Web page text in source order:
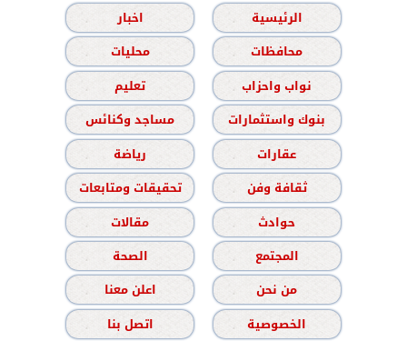
الرئيسية
اخبار
محافظات
محليات
نواب واحزاب
تعليم
بنوك واستثمارات
مساجد وكنائس
عقارات
رياضة
ثقافة وفن
تحقيقات ومتابعات
حوادث
مقالات
المجتمع
الصحة
من نحن
اعلن معنا
الخصوصية
اتصل بنا